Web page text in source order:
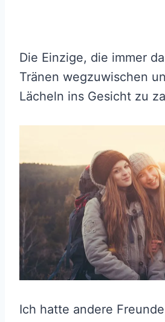
Die Einzige, die immer
Tränen wegzuwischen
Lächeln ins Gesicht zu
Ich hatte andere